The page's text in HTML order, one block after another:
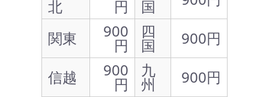
北 円 国
関東
900
円
四
国
900円
信越
900
円
九
州
900円